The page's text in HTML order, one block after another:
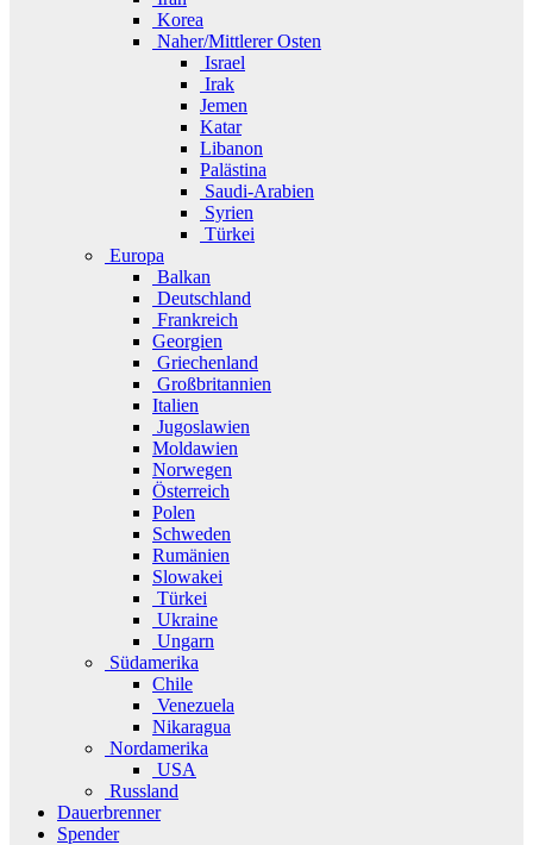
Korea
Naher/Mittlerer Osten
Israel
Irak
Jemen
Katar
Libanon
Palästina
Saudi-Arabien
Syrien
Türkei
Europa
Balkan
Deutschland
Frankreich
Georgien
Griechenland
Großbritannien
Italien
Jugoslawien
Moldawien
Norwegen
Österreich
Polen
Schweden
Rumänien
Slowakei
Türkei
Ukraine
Ungarn
Südamerika
Chile
Venezuela
Nikaragua
Nordamerika
USA
Russland
Dauerbrenner
Spender